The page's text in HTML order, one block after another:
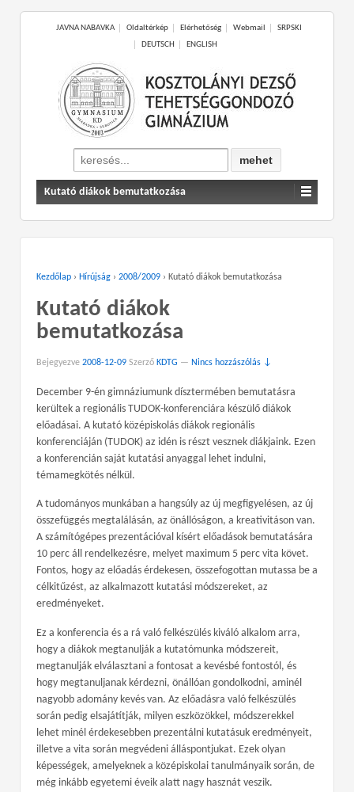
JAVNA NABAVKA Oldaltérkép Elérhetőség Webmail
SRPSKI
DEUTSCH
ENGLISH
Search
for:
Kutató diákok bemutatkozása
Kezdőlap › Hírújság › 2008/2009 › Kutató diákok bemutatkozása
Kutató diákok
bemutatkozása
Bejegyezve 2008-12-09 Szerző KDTG — Nincs hozzászólás ↓
December 9-én gimnáziumunk dísztermében bemutatásra
kerültek a regionális TUDOK-konferenciára készülő diákok
előadásai. A kutató középiskolás diákok regionális
konferenciáján (TUDOK) az idén is részt vesznek diákjaink. Ezen
a konferencián saját kutatási anyaggal lehet indulni,
témamegkötés nélkül.
A tudományos munkában a hangsúly az új megfigyelésen, az új
összefüggés megtalálásán, az önállóságon, a kreativitáson van.
A számítógépes prezentációval kísért előadások bemutatására
10 perc áll rendelkezésre, melyet maximum 5 perc vita követ.
Fontos, hogy az előadás érdekesen, összefogottan mutassa be a
célkitűzést, az alkalmazott kutatási módszereket, az
eredményeket.
Ez a konferencia és a rá való felkészülés kiváló alkalom arra,
hogy a diákok megtanulják a kutatómunka módszereit,
megtanulják elválasztani a fontosat a kevésbé fontostól, és
hogy megtanuljanak kérdezni, önállóan gondolkodni, aminél
nagyobb adomány kevés van. Az előadásra való felkészülés
során pedig elsajátítják, milyen eszközökkel, módszerekkel
lehet minél érdekesebben prezentálni kutatásuk eredményeit,
illetve a vita során megvédeni álláspontjukat. Ezek olyan
képességek, amelyeknek a középiskolai tanulmányaik során, de
még inkább egyetemi éveik alatt nagy hasznát veszik.